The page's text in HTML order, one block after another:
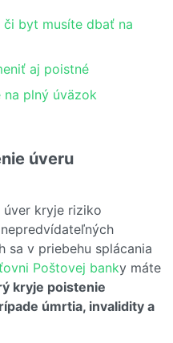
byt musíte dbať na
aj poistné
na plný úväzok
úveru
úver kryje riziko
sa v priebehu splácania
Poštovej banky máte
kryje poistenie
úmrtia, invalidity a